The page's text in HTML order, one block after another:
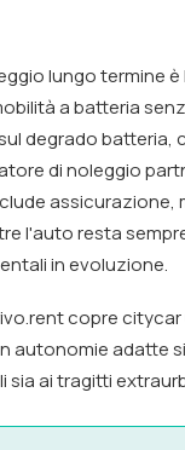
lungo termine
a batteria
degrado batteria,
di noleggio
assicurazione,
l'auto resta
in evoluzione.
copre
autonomie adatte
sia ai tragitti